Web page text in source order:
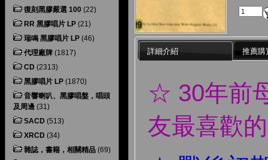
復刻黑膠嚴選 100 (22)
RR 黑膠唱片 LP (21)
瑞鳴 黑膠唱片 LP (46)
代理廠牌 (1817)
CD (2313)
黑膠唱片 LP (1870)
音響喇叭、黑膠唱盤，唱頭
及周邊 (31)
SACD (513)
XRCD (34)
雜誌，書籍，相關精品 (69)
詳細介紹 推薦購
☆ 30年前
友最喜歡